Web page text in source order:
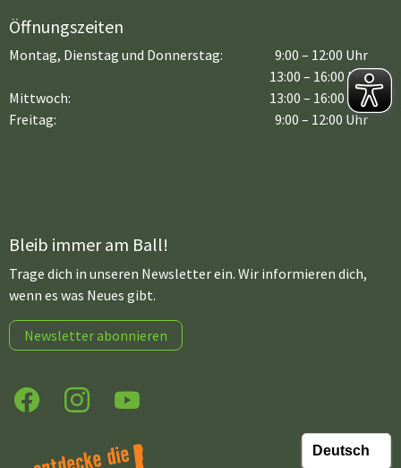
Öffnungszeiten
Montag, Dienstag und Donnerstag:
9:00 – 12:00 Uhr
13:00 – 16:00 Uhr
Mittwoch:
Freitag:
13:00 – 16:00 Uhr
9:00 – 12:00 Uhr
Bleib immer am Ball!
Trage dich in unseren Newsletter ein. Wir informieren dich,
wenn es was Neues gibt.
Newsletter abonnieren